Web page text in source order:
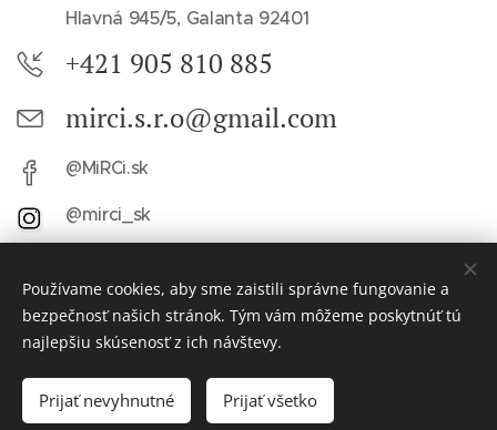
Hlavná 945/5, Galanta 92401
+421 905 810 885
mirci.s.r.o@gmail.com
@MiRCi.sk
@mirci_sk
MiRCi since 2008
Vytvorené službouWebnode
Používame cookies, aby sme zaistili správne fungovanie a
bezpečnosť našich stránok. Tým vám môžeme poskytnúť tú
najlepšiu skúsenosť z ich návštevy.
Prijať nevyhnutné Prijať všetko